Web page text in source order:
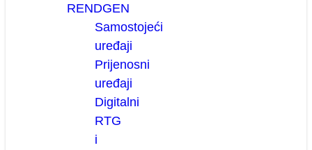
RENDGEN
Samostojeći
uređaji
Prijenosni
uređaji
Digitalni
RTG
i